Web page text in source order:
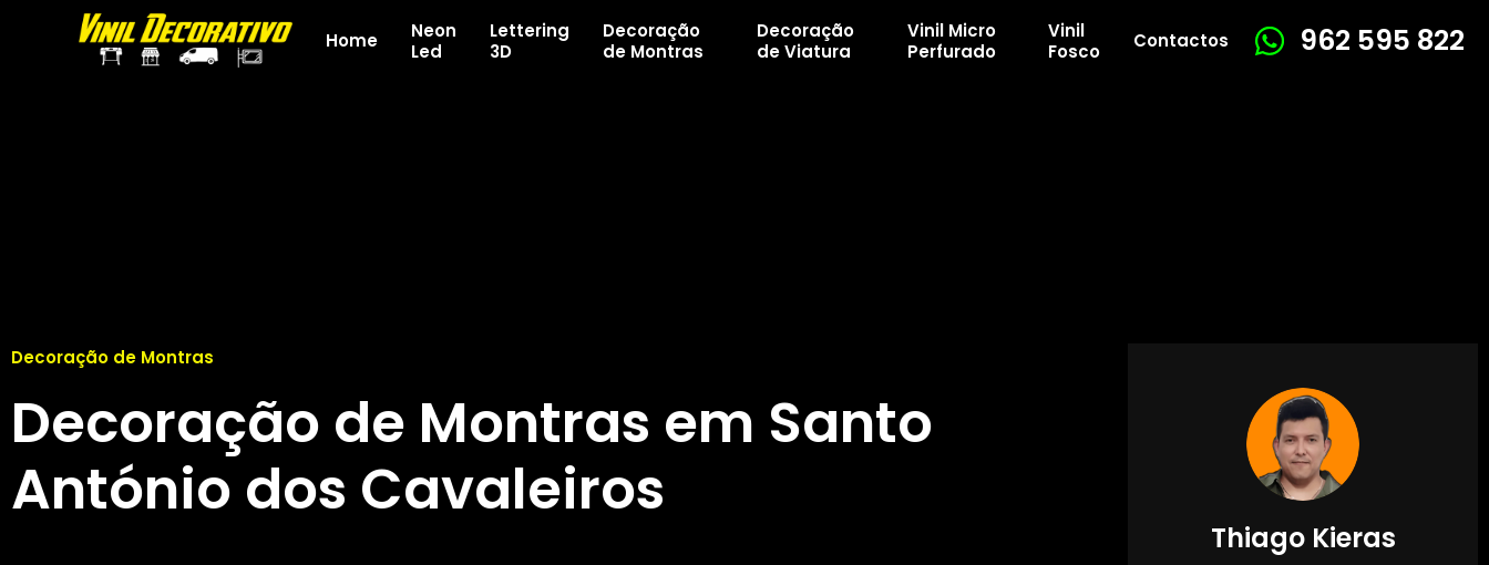
Home
Neon
Led
Lettering
3D
Decoração
de Montras
Decoração
de Viatura
Vinil Micro
Perfurado
Vinil
Fosco
Contactos 962 595 822
Decoração de Montras
Decoração de Montras em Santo
António dos Cavaleiros
Thiago Kieras